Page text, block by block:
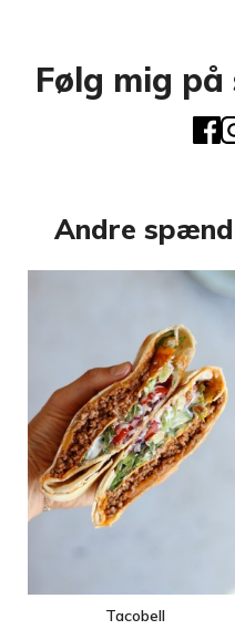
Følg mig på
Andre
Tacobell